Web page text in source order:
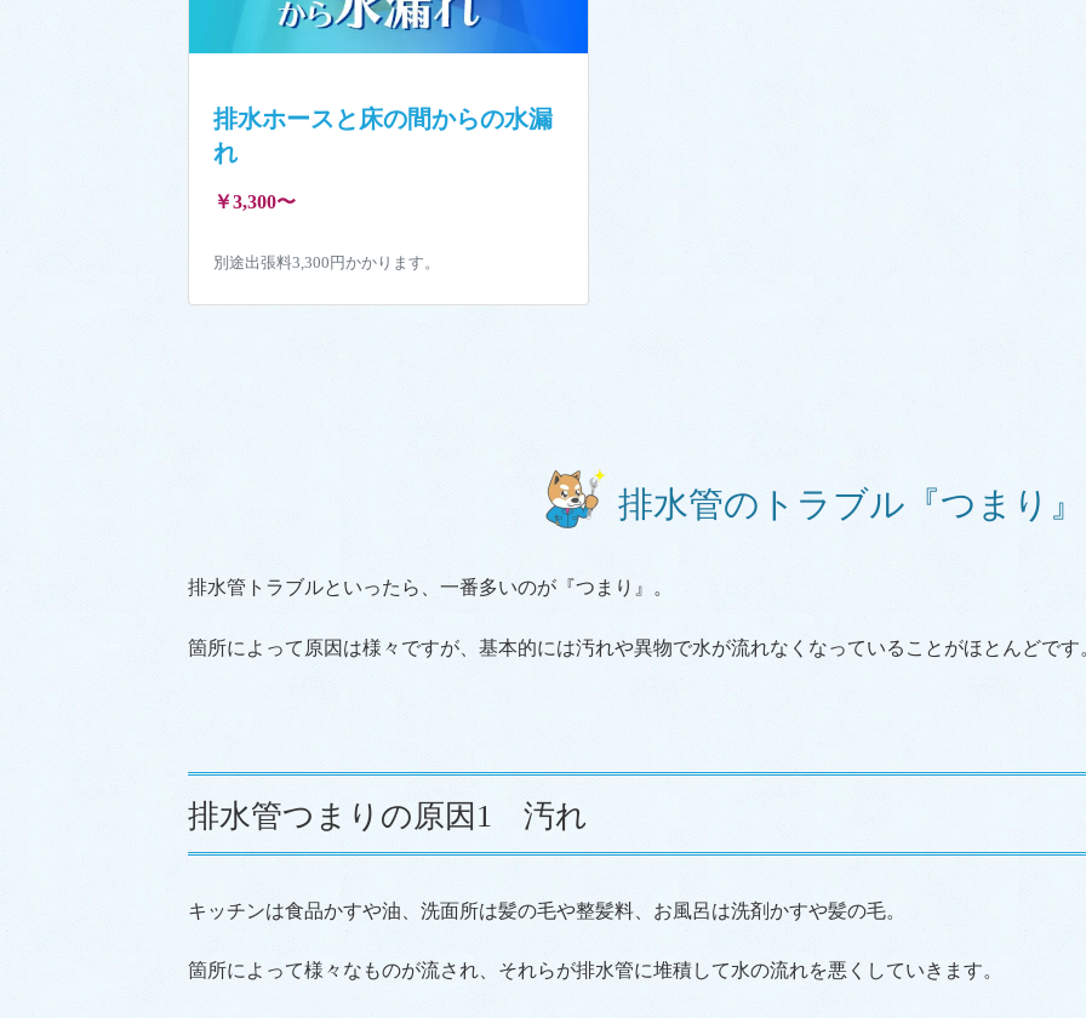
排水ホースと床の間からの水漏
れ
￥3,300〜
別途出張料3,300円かかります。
排水管のトラブル『つまり』
排水管トラブルといったら、一番多いのが『つまり』。
箇所によって原因は様々ですが、基本的には汚れや異物で水が流れなくなっていることがほとんどです
排水管つまりの原因1 汚れ
キッチンは食品かすや油、洗面所は髪の毛や整髪料、お風呂は洗剤かすや髪の毛。
箇所によって様々なものが流され、それらが排水管に堆積して水の流れを悪くしていきます。